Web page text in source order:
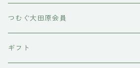
つむぐ大田原会員
東京石材
ギフト